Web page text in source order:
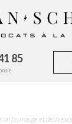
85
feu rouge et deux